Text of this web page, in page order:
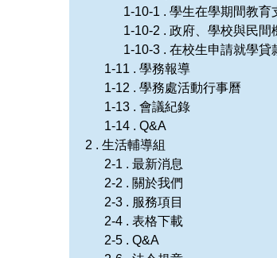
1-10-1 . 學生在學期間教育
1-10-2 . 政府、學校與民
1-10-3 . 在校生申請就學
1-11 . 學務報導
1-12 . 學務處活動行事曆
1-13 . 會議紀錄
1-14 . Q&A
2 . 生活輔導組
2-1 . 最新消息
2-2 . 關於我們
2-3 . 服務項目
2-4 . 表格下載
2-5 . Q&A